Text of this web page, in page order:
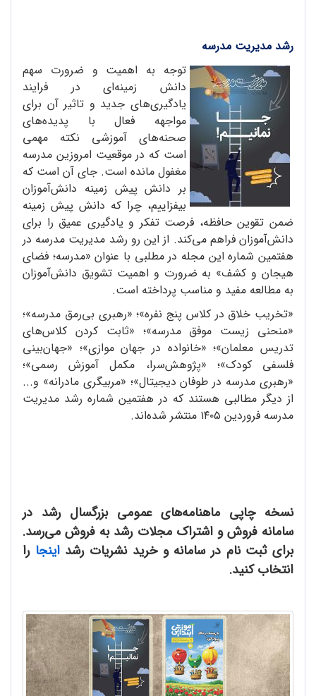
رشد مدیریت مدرسه
توجه به اهمیت و ضرورت سهم
دانش زمینه‌ای در فرایند
یادگیری‌های جدید و تاثیر آن برای
مواجهه فعال با پدیده‌های
صحنه‌های آموزشی نکته مهمی
است که در موقعیت امروزین مدرسه
مغفول مانده است. جای آن است که
بر دانش پیش زمینه دانش‌آموزان
بیفزاییم، چرا که دانش پیش زمینه
ضمن تقوین حافظه، فرصت تفکر و یادگیری عمیق را برای
دانش‌آموزان فراهم می‌کند. از این رو رشد مدیریت مدرسه در
هفتمین شماره این مجله در مطلبی با عنوان «مدرسه؛ فضای
هیجان و کشف» به ضرورت و اهمیت تشویق دانش‌آموزان
به مطالعه مفید و مناسب پرداخته است.
«تخریب خلاق در کلاس پنج ‌نفره»؛ «رهبری بی‌رمق مدرسه»؛
«منحنی زیست موفق مدرسه»؛ «ثابت کردن کلاس‌های
تدریس معلمان»؛ «خانواده در جهان موازی»؛ «جهان‌بینی
فلسفی کودک»؛ «پژوهش‌سرا، مکمل آموزش رسمی»؛
«رهبری مدرسه در طوفان دیجیتال»؛ «مربیگری مادرانه» و...
از دیگر مطالبی هستند که در هفتمین شماره رشد مدیریت
مدرسه فروردین ۱۴۰۵ منتشر شده‌اند.
نسخه چاپی ماهنامه‌های عمومی بزرگسال رشد در
سامانه فروش و اشتراک مجلات رشد به فروش می‌رسد.
برای ثبت نام در سامانه و خرید نشریات رشداینجا را
انتخاب کنید.